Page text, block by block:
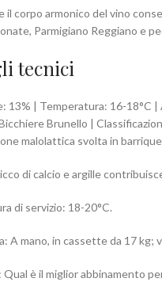
e il corpo armonico del vino
Parmigiano Reggiano e
tecnici
13% | Temperatura: 16-18°C
Brunello |
malolattica svolta in
di calcio e argille
di servizio: 18-20°C.
A mano, in cassette da 17
Qual è il miglior abbinamento